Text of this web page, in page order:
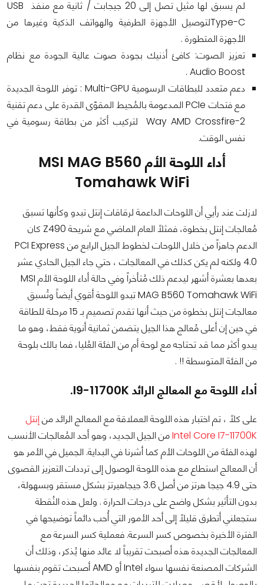
لم يسبق لها مثيل تصل إلى 20 جيجابت / ثانية مع منفذ USB
Type-Cلتوصيل الأجهزة الطرفية والهواتف الذكية وغيرها من
الأجهزة المتطورة .
تعزيز الصوت: كافئ أذنيك بجودة صوت عالية الجودة مع نظام
Audio Boost .
دعم متعدد للبطاقات الرسومية Multi-GPU : توفر اللوحة الجديدة
مع فتحات PCIe المدعومة بالمُحيط المقوّى القدرة على دعم تقنية
2-Way AMD Crossfire لتركيب أكثر من بطاقة رسومية في
نفس الوقت.
أداء اللوحة الأم MSI MAG B560
Tomahawk WiFi
لازلت عند رأيي أن اللوحات الداعمة لرقاقات إنتل تبدو وكأنها تسبق
مُعالجات إنتل بخطوة، فمثلاً العام الماضي مع شريحة Z490 كان
الدعم جاهزاً من خلال اللوحات لخطوط الجيل الرابع من PCI Express
4.0 ولكنه لم يكن كذلك في المعالجات ، حتي جاء الجيل الحادي عشر
بعدها بعشرة أشهر ليدعم ذلك مُتأخراً وفي حالة أداء اللوحة الأم MSI
MAG B560 Tomahawk WiFi تبدو اللوحة أقوي أيضاً وتُسبق
معالجات إنتل بخطوة من حيث أنها تقدم تصميم بـ 15 مرحلة للطاقة
في حين إن أعلى مُعالج هذا الجيل يتضمن ثمانية أنوية فقط، وهو ما
يبدو أكثر مما قد تحتاجه مع لوحة أم من الفئة العُليا، فما بالك بلوحة
من الفئة المتوسطة !! .
أداء اللوحة مع المعالج الرائد I9-11700K.
على كلاً ، تم اختبار هذه اللوحة العملاقة مع المعالج الرائد منإنتل
Intel Core I7-11700Kمن الجيل الجديد، وهو أحد المُعالجات الأنسب
لهذه الفئة من اللوحات الأم كما أشرنا في البداية. الجميل في الأمر هو
أن المعالج استطاع مع هذه اللوحة الوصول إلى ترددات التعزيز القصوى
حتى 4.9 جيجا هرتز من أصل 3.6 جيجاهيرتز بشكل مستقر وبسهولة،
بدون التأثير بشكل واضح على درجات الحرارة . ولعل هذه النُقطة
ستجعلني أتطرق قليلاً إلى أحد الأمور التي أُحب دائماً توضيحها في
الفترة الأخيرة بخصوص كسر السرعة. فعملية كسر السرعة مع
المعالجات الجديدة هذه أصبحت تقريباً لا عائد منها يُذكر، وذلك أن
الشركات المصنعة نفسها سواء Intel أو AMD أصبحت تقوم بنفسها